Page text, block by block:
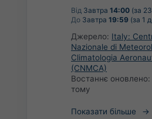
Від Завтра 14:00 (за
До Завтра 19:59 (за 1
Джерело: Italy:
Nazionale di
Climatologia
(CNMCA)
Востаннє оновлено:
тому
Показати більше